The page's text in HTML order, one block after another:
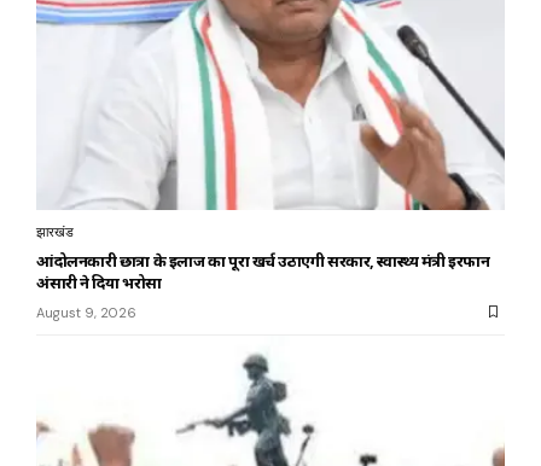
झारखंड
आंदोलनकारी छात्रों के इलाज का पूरा खर्च उठाएगी सरकार, स्वास्थ्य मंत्री इरफान
अंसारी ने दिया भरोसा
August 9, 2026